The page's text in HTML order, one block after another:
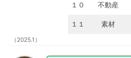
１０ 不動産
１１ 素材
（2025.1）